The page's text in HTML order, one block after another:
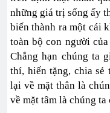
những giá trị sống ấy
biến thành ra một cái
toàn bộ con người
Chẳng hạn chúng ta
thí, hiến tặng, chia sẻ
lại về mặt thân là
về mặt tâm là chúng